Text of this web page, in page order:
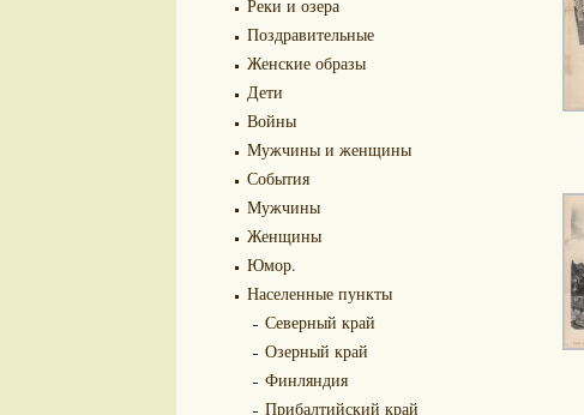
Реки и озера
Поздравительные
Женские образы
Дети
Войны
Мужчины и женщины
События
Мужчины
Женщины
Юмор.
Населенные пункты
Северный край
Озерный край
Финляндия
Прибалтийский край